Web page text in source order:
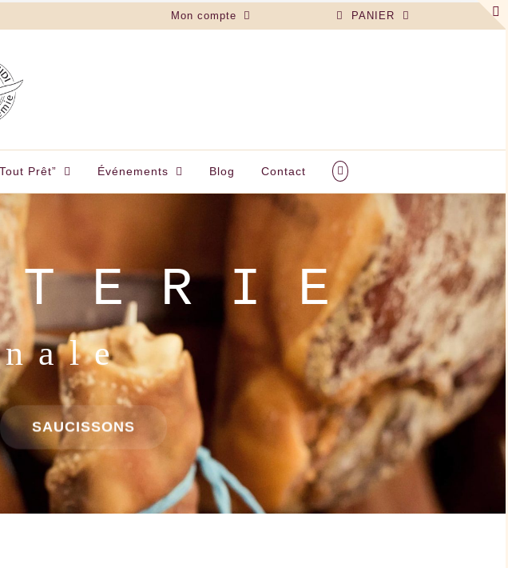
Mon compte PANIER
Prêt” Événements Blog Contact
BLANCHE • LA
n u e
LES "TOUT PRÊT"